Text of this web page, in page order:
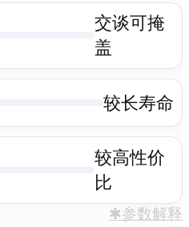
交谈可掩
盖
较长寿命
较高性价
比
✱参数解释